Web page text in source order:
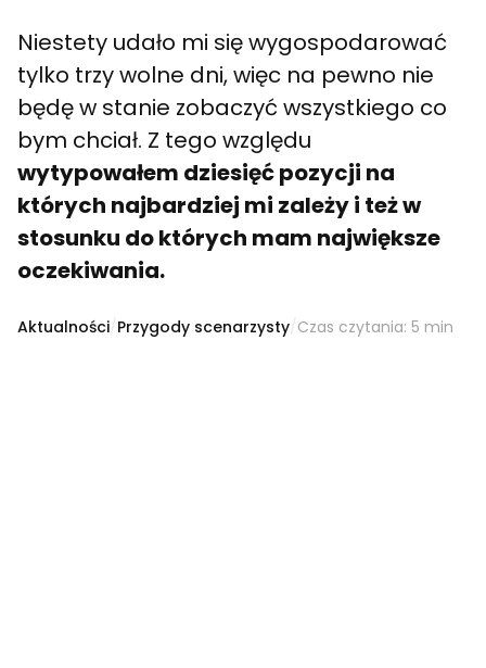
Niestety udało mi się wygospodarować
tylko trzy wolne dni, więc na pewno nie
będę w stanie zobaczyć wszystkiego co
bym chciał. Z tego względu
wytypowałem dziesięć pozycji na
których najbardziej mi zależy i też w
stosunku do których mam największe
oczekiwania.
Aktualności Przygody scenarzysty Czas czytania: 5 min